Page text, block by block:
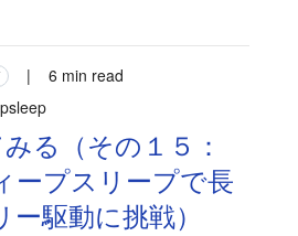
|
6 min read
る（その１５：
ープスリープで長
駆動に挑戦）